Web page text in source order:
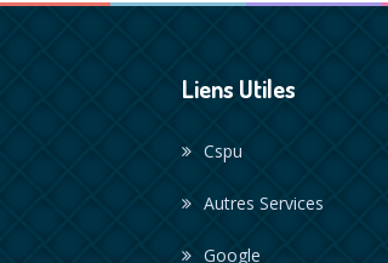
Liens Utiles
Cspu
Autres Services
Google